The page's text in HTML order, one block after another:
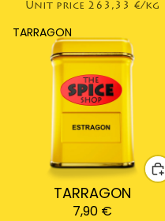
Unit price 263,33 €/kg
TARRAGON
TARRAGON
7,90 €